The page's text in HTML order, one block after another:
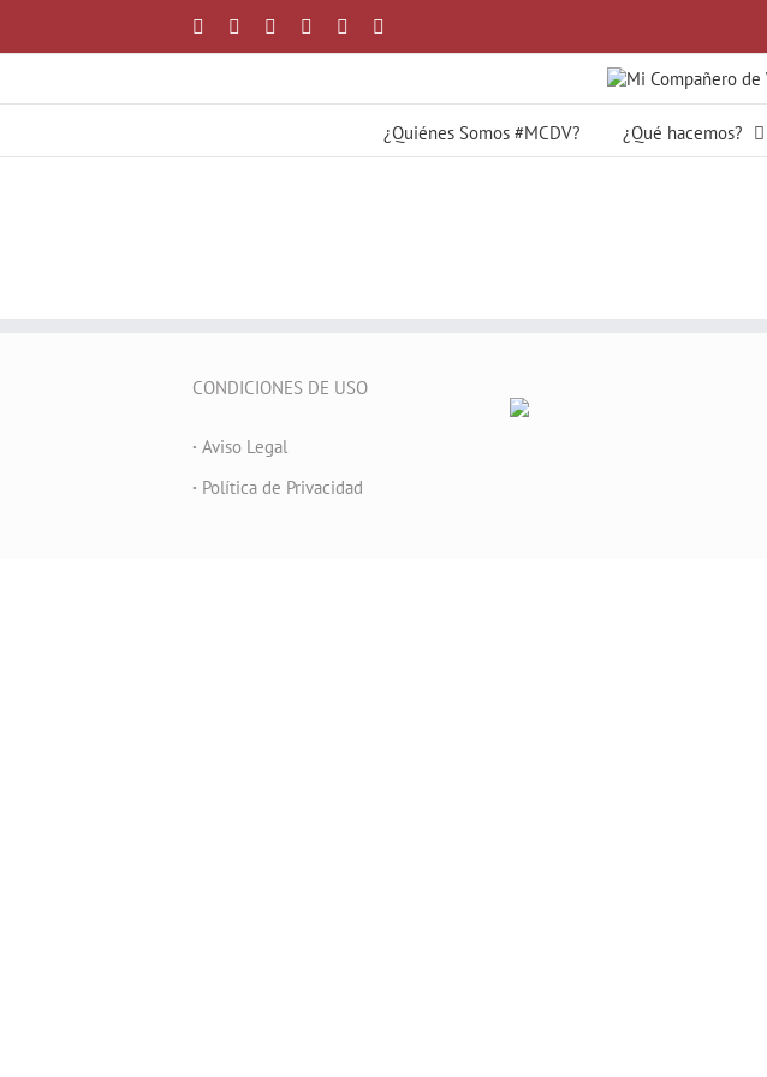
contenido
Facebook YouTubeInstagram
Correo
¿Quiénes Somos #MCDV? ¿Qué hacemos?
CONDICIONES DE USO
· Aviso Legal
· Política de Privacidad